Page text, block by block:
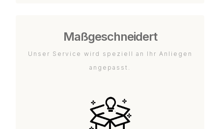
Maßgeschneidert
Unser Service wird speziell an Ihr Anliegen
angepasst.